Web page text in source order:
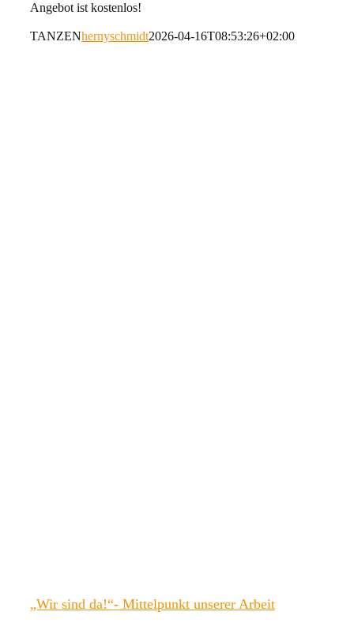
Angebot ist kostenlos!
TANZENhernyschmidt2026-04-16T08:53:26+02:00
„Wir sind da!“- Mittelpunkt unserer Arbeit